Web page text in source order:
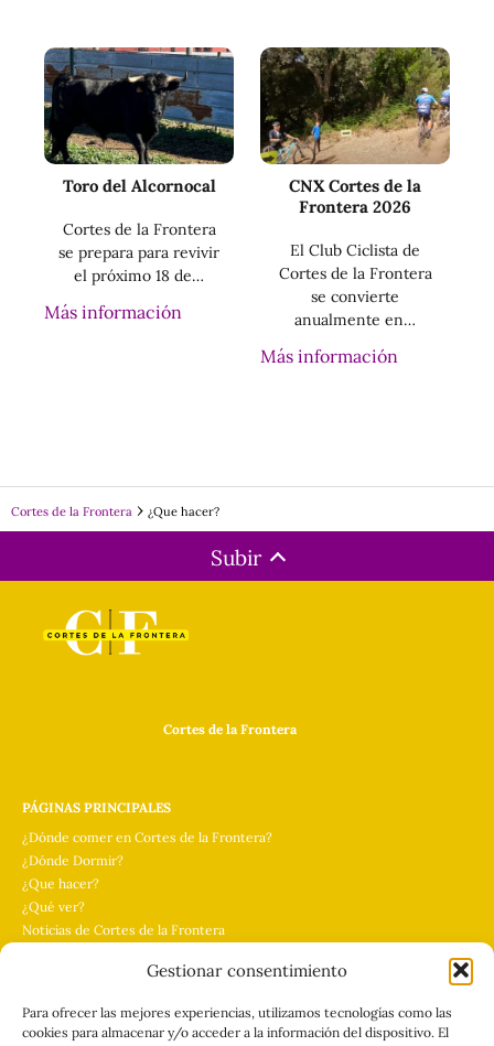
Gestionar consentimiento
Para ofrecer las mejores experiencias, utilizamos tecnologías como las
cookies para almacenar y/o acceder a la información del dispositivo. El
Toro del Alcornocal
Cortes de la Frontera
se prepara para revivir
el próximo 18 de…
Más información
CNX Cortes de la
Frontera 2026
El Club Ciclista de
Cortes de la Frontera
se convierte
anualmente en…
Más información
Cortes de la Frontera ¿Que hacer?
Subir
Cortes de la Frontera
PÁGINAS PRINCIPALES
¿Dónde comer en Cortes de la Frontera?
¿Dónde Dormir?
¿Que hacer?
¿Qué ver?
Noticias de Cortes de la Frontera
Quienes Somos